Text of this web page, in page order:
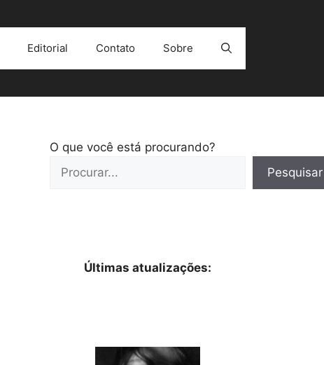
Editorial Contato Sobre
O que você está procurando?
Pesquisar
Últimas atualizações: